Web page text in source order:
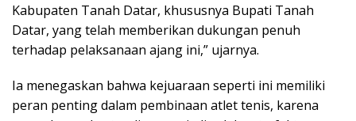
Kabupaten Tanah Datar, khususnya Bupati Tanah
Datar, yang telah memberikan dukungan penuh
terhadap pelaksanaan ajang ini,” ujarnya.
Ia menegaskan bahwa kejuaraan seperti ini memiliki
peran penting dalam pembinaan atlet tenis, karena